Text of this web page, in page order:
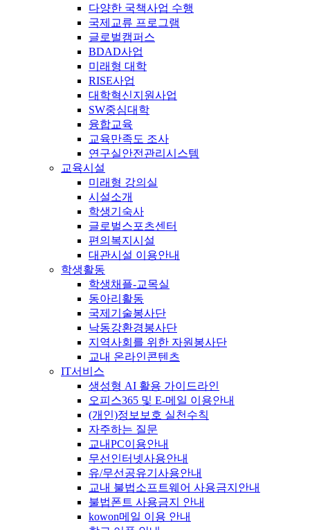
다양한 국책사업 수행
국제교류 프로그램
글로벌캠퍼스
BDAD사업
미래형 대학
RISE사업
대학혁신지원사업
SW중심대학
융합교육
교육만족도 조사
연구실안전관리시스템
교육시설
미래형 강의실
시설소개
학생기숙사
글로벌스포츠센터
편의복지시설
대관시설 이용안내
학생활동
학생채플-교목실
동아리활동
국제기술봉사단
낙동강환경봉사단
지역사회를 위한 자원봉사단
교내 온라인콘텐츠
IT서비스
생성형 AI 활용 가이드라인
오피스365 및 E-메일 이용안내
(개인)정보보호 실천수칙
자주하는 질문
교내PC이용안내
무선인터넷사용안내
유/무선공유기사용안내
교내 불법소프트웨어 사용금지안내
불법폰트 사용금지 안내
kowon메일 이용 안내